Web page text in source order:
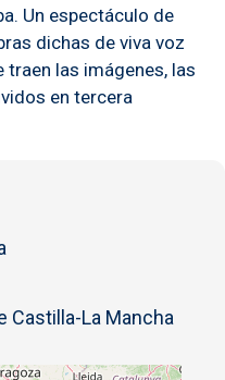
Un espectáculo de
dichas de viva voz
las imágenes, las
en tercera
Castilla-La Mancha